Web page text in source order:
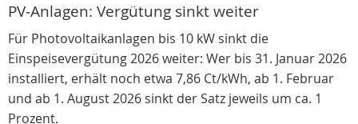
PV‑Anlagen: Vergütung sinkt weiter
Für Photovoltaikanlagen bis 10 kW sinkt die
Einspeisevergütung 2026 weiter: Wer bis 31. Januar 2026
installiert, erhält noch etwa 7,86 Ct/kWh, ab 1. Februar
und ab 1. August 2026 sinkt der Satz jeweils um ca. 1
Prozent.